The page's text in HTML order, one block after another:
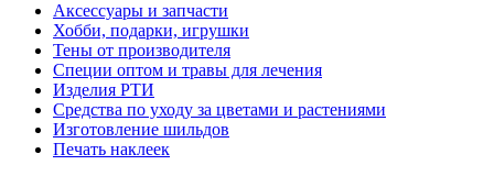
Аксессуары и запчасти
Хобби, подарки, игрушки
Тены от производителя
Специи оптом и травы для лечения
Изделия РТИ
Средства по уходу за цветами и растениями
Изготовление шильдов
Печать наклеек